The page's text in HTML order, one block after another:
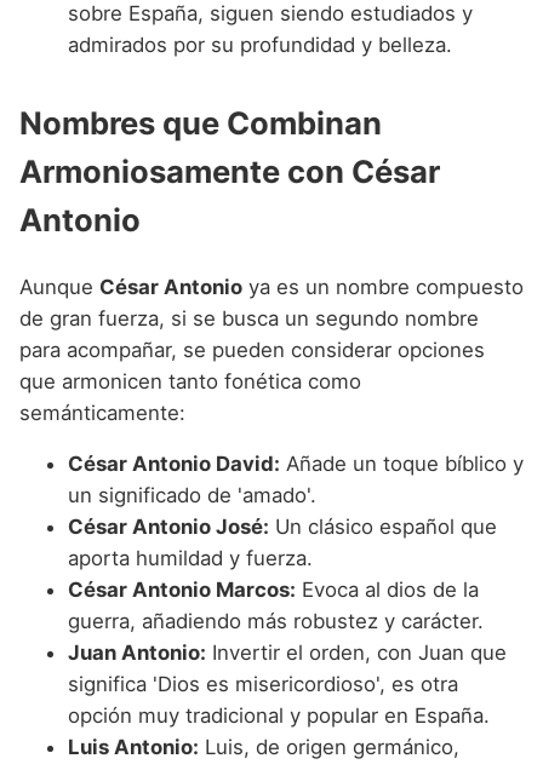
sobre España, siguen siendo estudiados y
admirados por su profundidad y belleza.
Nombres que Combinan
Armoniosamente con César
Antonio
Aunque César Antonio ya es un nombre compuesto
de gran fuerza, si se busca un segundo nombre
para acompañar, se pueden considerar opciones
que armonicen tanto fonética como
semánticamente:
César Antonio David: Añade un toque bíblico y
un significado de 'amado'.
César Antonio José: Un clásico español que
aporta humildad y fuerza.
César Antonio Marcos: Evoca al dios de la
guerra, añadiendo más robustez y carácter.
Juan Antonio: Invertir el orden, con Juan que
significa 'Dios es misericordioso', es otra
opción muy tradicional y popular en España.
Luis Antonio: Luis, de origen germánico,